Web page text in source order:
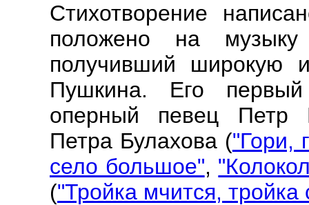
Стихотворение
положено на
получивший широкую
Пушкина. Его
оперный певец Петр
Петра Булахова ("Гори,
село большое",
("Тройка мчится, тройка